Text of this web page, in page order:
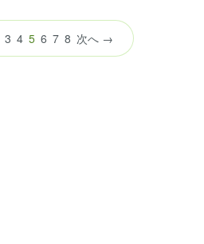
3 4 5（こ
の
6 7 8 次へ →